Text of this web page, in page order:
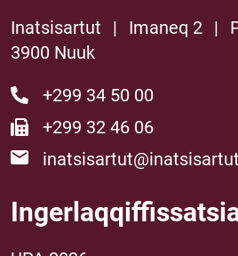
Inatsisartut | Imaneq 2 |
3900 Nuuk
+299 34 50 00
+299 32 46 06